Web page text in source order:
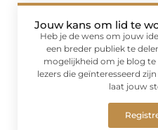
Jouw kans om lid te
Heb je de wens om jouw
een breder publiek te
mogelijkheid om je blog
lezers die geïnteresseerd
laat jouw